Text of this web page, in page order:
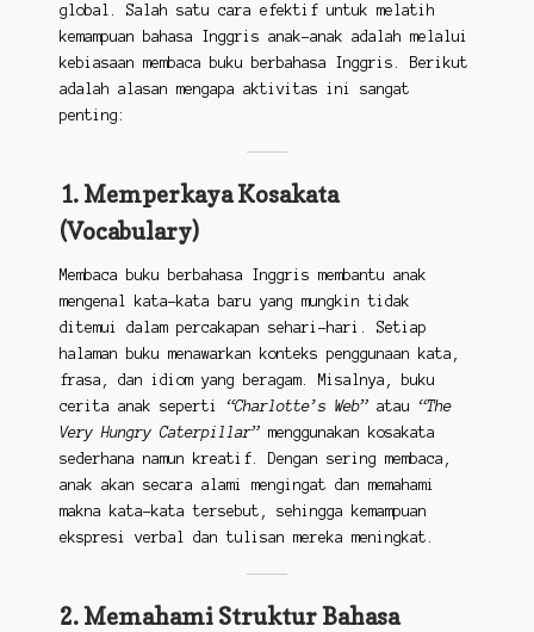
global. Salah satu cara efektif untuk melatih
kemampuan bahasa Inggris anak-anak adalah melalui
kebiasaan membaca buku berbahasa Inggris. Berikut
adalah alasan mengapa aktivitas ini sangat
penting:
1. Memperkaya Kosakata
(Vocabulary)
Membaca buku berbahasa Inggris membantu anak
mengenal kata-kata baru yang mungkin tidak
ditemui dalam percakapan sehari-hari. Setiap
halaman buku menawarkan konteks penggunaan kata,
frasa, dan idiom yang beragam. Misalnya, buku
cerita anak seperti “Charlotte’s Web”atau “The
Very Hungry Caterpillar”menggunakan kosakata
sederhana namun kreatif. Dengan sering membaca,
anak akan secara alami mengingat dan memahami
makna kata-kata tersebut, sehingga kemampuan
ekspresi verbal dan tulisan mereka meningkat.
2. Memahami Struktur Bahasa